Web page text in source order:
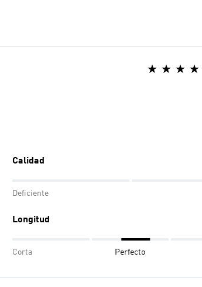
Calidad
Deficiente
Longitud
Corta Perfecto